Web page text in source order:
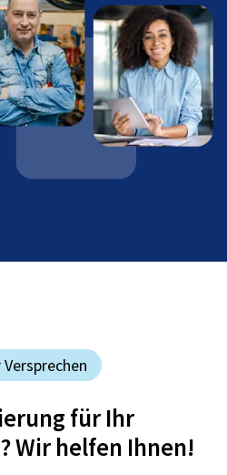
Versprechen
für Ihr
Wir helfen Ihnen!